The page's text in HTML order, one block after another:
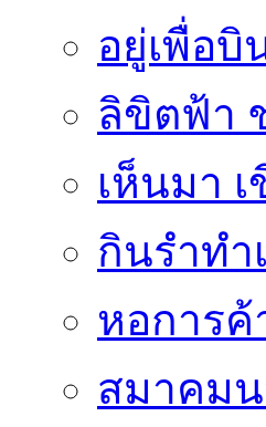
อยู่เพื่อบิ
ลิขิตฟ้า
เห็นมา
กินรำทำ
หอการค้
สมาคม